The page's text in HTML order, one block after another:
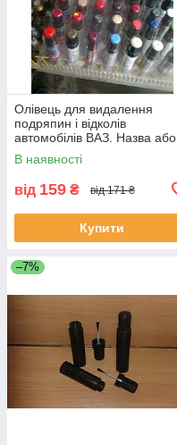
Олівець для видалення
подряпин і відколів
автомобілів ВАЗ. Назва або
код кольору обов'язкові!!
В наявності
від 159 ₴ від 171 ₴
Купити
–7%